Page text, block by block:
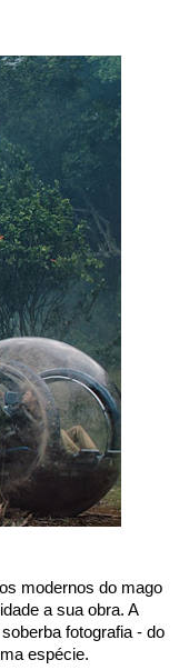
modernos do mago
a sua obra. A
fotografia - do
espécie.